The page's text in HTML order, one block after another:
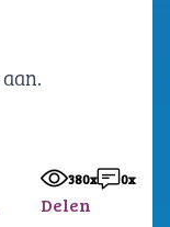
aan.
380x 0x
Delen